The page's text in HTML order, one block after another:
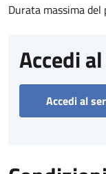
Durata massima
Accedi
Accedi al